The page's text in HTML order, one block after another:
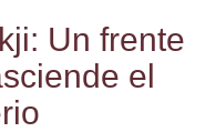
Un fren­te
el